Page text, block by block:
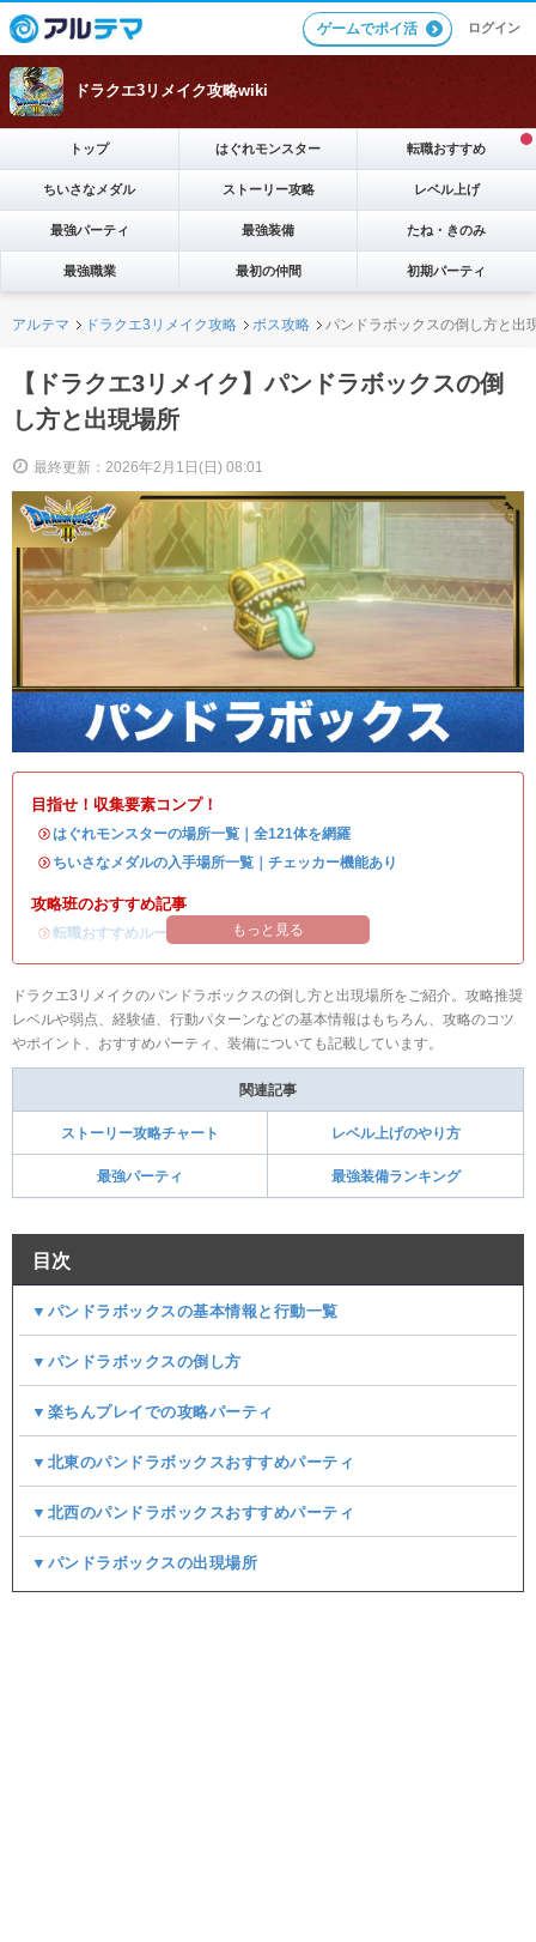
ゲームでポイ活 ログイン
ドラクエ3リメイク攻略wiki
トップ はぐれモンスター 転職おすすめ
ちいさなメダル ストーリー攻略 レベル上げ
最強パーティ 最強装備 たね・きのみ
最強職業 最初の仲間 初期パーティ
アルテマ ドラクエ3リメイク攻略 ボス攻略 パンドラボックスの倒し方と出
【ドラクエ3リメイク】パンドラボックスの倒
し方と出現場所
最終更新：2026年2月1日(日) 08:01
目指せ！収集要素コンプ！
・はぐれモンスターの場所一覧｜全121体を網羅
・ ちいさなメダルの入手場所一覧｜チェッカー機能あり
攻略班のおすすめ記事
・転職おすすめルート もっと見る
ドラクエ3リメイクのパンドラボックスの倒し方と出現場所をご紹介。攻略推奨
レベルや弱点、経験値、行動パターンなどの基本情報はもちろん、攻略のコツ
やポイント、おすすめパーティ、装備についても記載しています。
関連記事
ストーリー攻略チャート レベル上げのやり方
最強パーティ 最強装備ランキング
目次
▼パンドラボックスの基本情報と行動一覧
▼パンドラボックスの倒し方
▼楽ちんプレイでの攻略パーティ
▼北東のパンドラボックスおすすめパーティ
▼北西のパンドラボックスおすすめパーティ
▼パンドラボックスの出現場所